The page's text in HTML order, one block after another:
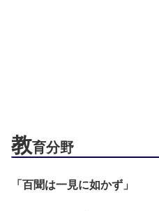
教育分野
「百聞は一見に如かず」